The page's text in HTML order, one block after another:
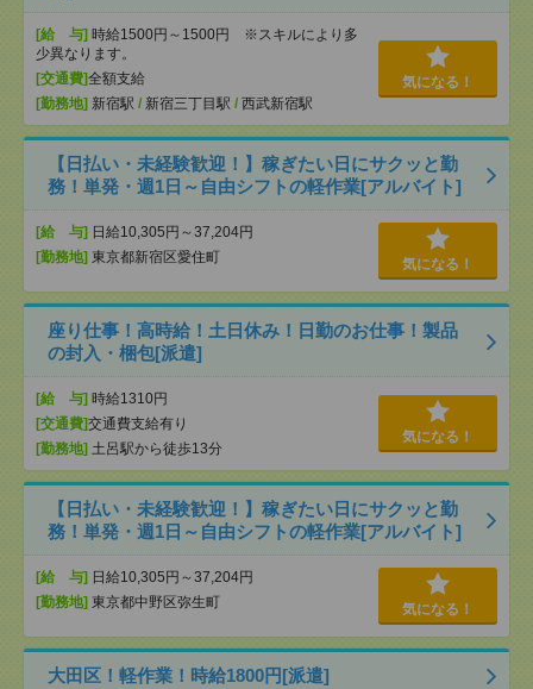
[給 与] 時給1500円～1500円 ※スキルにより多
少異なります。
[交通費]全額支給
[勤務地] 新宿駅 / 新宿三丁目駅 / 西武新宿駅
気になる！
【日払い・未経験歓迎！】稼ぎたい日にサクッと勤
務！単発・週1日～自由シフトの軽作業[アルバイト]
[給 与] 日給10,305円～37,204円
[勤務地] 東京都新宿区愛住町 気になる！
座り仕事！高時給！土日休み！日勤のお仕事！製品
の封入・梱包[派遣]
[給 与] 時給1310円
[交通費]交通費支給有り
[勤務地] 土呂駅から徒歩13分
気になる！
【日払い・未経験歓迎！】稼ぎたい日にサクッと勤
務！単発・週1日～自由シフトの軽作業[アルバイト]
[給 与] 日給10,305円～37,204円
[勤務地] 東京都中野区弥生町 気になる！
大田区！軽作業！時給1800円[派遣]